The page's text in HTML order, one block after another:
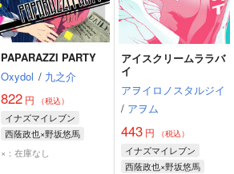
PAPARAZZI PARTY
Oxydol / 九之介
822 円 （税込）
イナズマイレブン
西蔭政也×野坂悠馬
西蔭政也
×：在庫なし
アイスクリームララバ
イ
アヲイロノスタルジイ
/ アヲム
443円 （税込）
イナズマイレブン
西蔭政也×野坂悠馬